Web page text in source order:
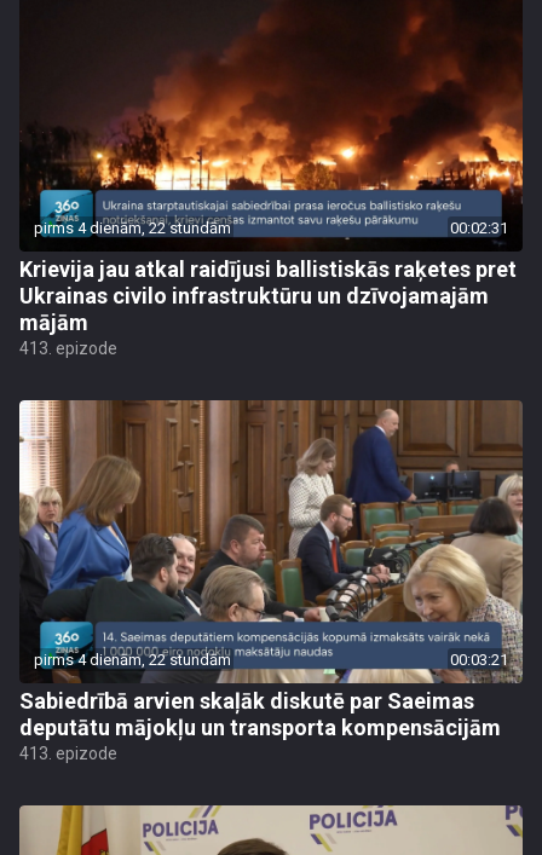
pirms 4 dienām, 22 stundām 00:02:31
Krievija jau atkal raidījusi ballistiskās raķetes pret
Ukrainas civilo infrastruktūru un dzīvojamajām
mājām
413. epizode
pirms 4 dienām, 22 stundām 00:03:21
Sabiedrībā arvien skaļāk diskutē par Saeimas
deputātu mājokļu un transporta kompensācijām
413. epizode